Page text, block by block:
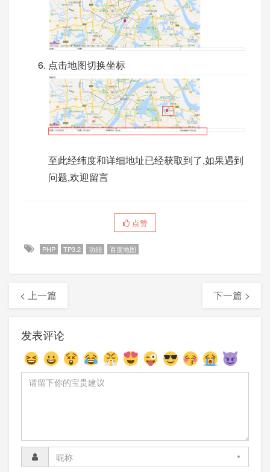
点击地图切换坐标
至此经纬度和详细地址已经获取到了,如果遇到
问题,欢迎留言
点赞
PHP TP3.2 功能 百度地图
< 上一篇 下一篇 >
发表评论
*